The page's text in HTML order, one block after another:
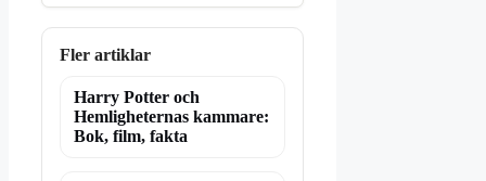
Fler artiklar
Harry Potter och
Hemligheternas kammare:
Bok, film, fakta